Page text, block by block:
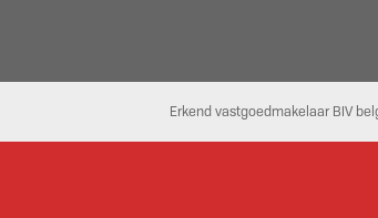
Erkend vastgoedmakelaar BIV